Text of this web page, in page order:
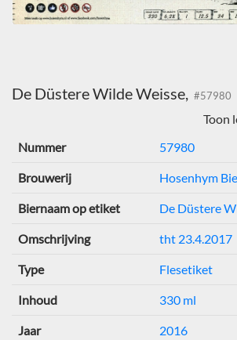
De Düstere Wilde Weisse, #57980
Toon
Nummer
57980
Brouwerij Hosenhym
Biernaam op etiket De Düstere
Omschrijving tht 23.4.2017
Type Flesetiket
Inhoud 330 ml
Jaar 2016